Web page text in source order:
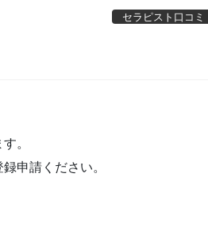
セラピスト口コミ
。
申請ください。